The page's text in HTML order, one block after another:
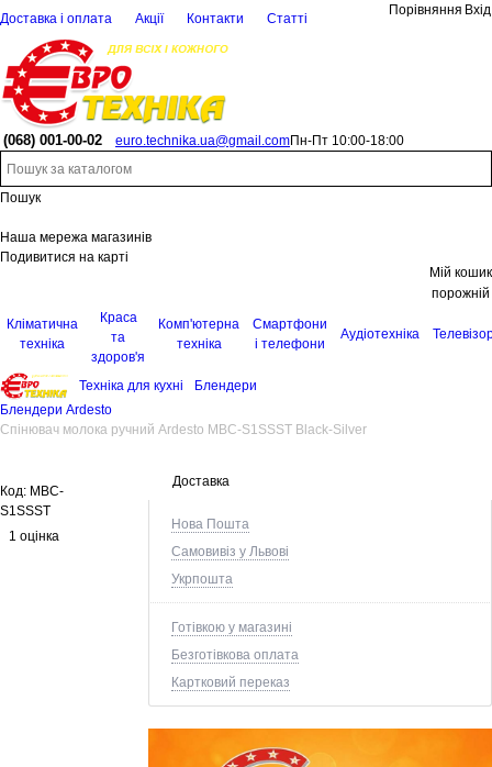
Доставка і оплата Акції Контакти Статті
Порівняння Вхід
(068) 001-00-02 euro.technika.ua@gmail.comПн-Пт 10:00-18:00
Пошук
Наша мережа магазинів
Подивитися на карті
Мій кошик
порожній
Кліматична
техніка
Краса
та
здоров'я
Комп'ютерна
техніка
Смартфони
і телефони
Аудіотехніка
Техніка для кухні
Блендери
Блендери Ardesto
Спінювач молока ручний Ardesto MBC-S1SSST Black-Silver
Доставка
Нова Пошта
Самовивіз у Львові
Укрпошта
Готівкою у магазині
Безготівкова оплата
Картковий переказ
Код: MBC-
S1SSST
1 оцінка